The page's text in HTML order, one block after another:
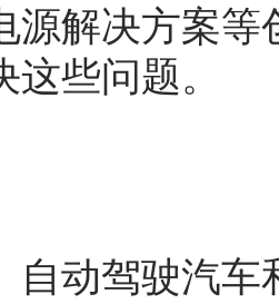
源解决方案
些问题。
自动驾驶汽